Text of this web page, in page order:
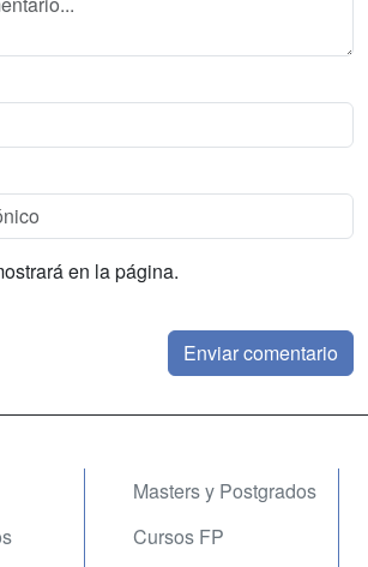
en la página.
Masters y Postgrados
Cursos FP